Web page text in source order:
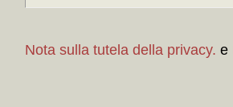
Nota sulla tutela della privacy. e